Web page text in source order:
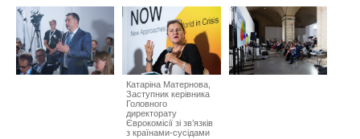
Катаріна Матернова,
Заступник керівника
Головного
директорату
Єврокомісії зі зв’язків
з країнами-сусідами